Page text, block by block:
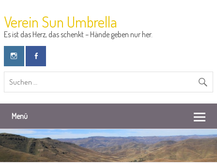
Verein Sun Umbrella
Es ist das Herz, das schenkt – Hände geben nur her.
Menü